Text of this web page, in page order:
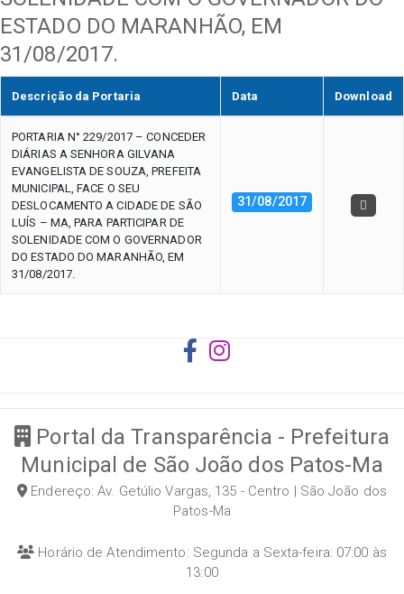
ESTADO DO MARANHÃO, EM
31/08/2017.
Descrição da Portaria Data Download
PORTARIA N° 229/2017 – CONCEDER
DIÁRIAS A SENHORA GILVANA
EVANGELISTA DE SOUZA, PREFEITA
MUNICIPAL, FACE O SEU
DESLOCAMENTO A CIDADE DE SÃO
LUÍS – MA, PARA PARTICIPAR DE
SOLENIDADE COM O GOVERNADOR
DO ESTADO DO MARANHÃO, EM
31/08/2017.
31/08/2017
Portal da Transparência - Prefeitura
Municipal de São João dos Patos-Ma
Endereço: Av. Getúlio Vargas, 135 - Centro | São João dos
Patos-Ma
Horário de Atendimento: Segunda a Sexta-feira: 07:00 às
13:00